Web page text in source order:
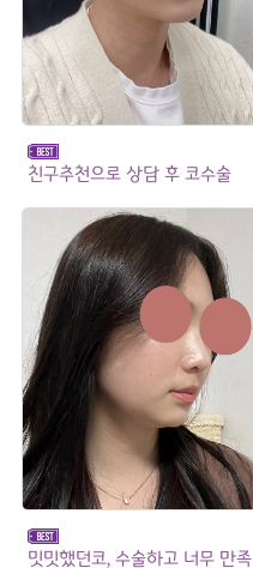
친구추천으로 상담 후 코수술
밋밋했던코, 수술하고 너무 만족